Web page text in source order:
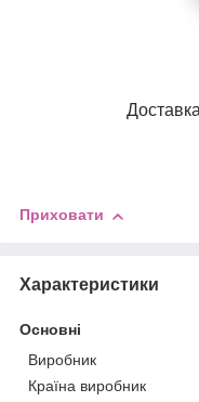
Приховати
Характеристики
Основні
Виробник
Країна виробник